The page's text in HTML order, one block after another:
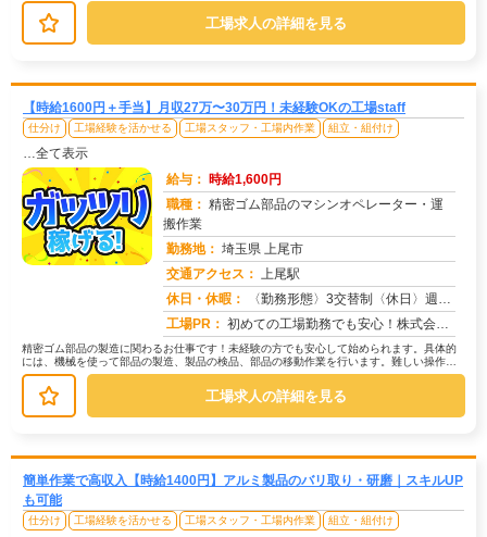
工場求人の詳細を見る
【時給1600円＋手当】月収27万〜30万円！未経験OKの工場staff
仕分け 工場経験を活かせる 工場スタッフ・工場内作業 組立・組付け
…全て表示
給与： 時給1,600円
職種： 精密ゴム部品のマシンオペレーター・運
搬作業
勤務地： 埼玉県 上尾市
交通アクセス： 上尾駅
休日・休暇：
〈勤務形態〉3交替制〈休日〉週休2日制★ＧＷ★夏季休暇★冬季休暇★年末年始
工場PR： 初めての工場勤務でも安心！株式会社京栄センターでは、未経験者多数活躍中！→ 家具付き寮完備！鞄一つで入寮OK！ ...
精密ゴム部品の製造に関わるお仕事です！未経験の方でも安心して始められます。具体的
には、機械を使って部品の製造、製品の検品、部品の移動作業を行います。難しい操作は
一切ありません。→機械の操作方法な...
工場求人の詳細を見る
簡単作業で高収入【時給1400円】アルミ製品のバリ取り・研磨｜スキルUP
も可能
仕分け 工場経験を活かせる 工場スタッフ・工場内作業 組立・組付け